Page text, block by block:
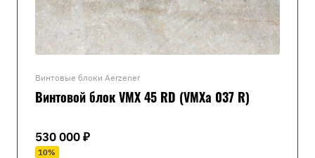
Винтовые блоки Aerzener
Винтовой блок VMX 45 RD (VMXa 037 R)
530 000 ₽
10%